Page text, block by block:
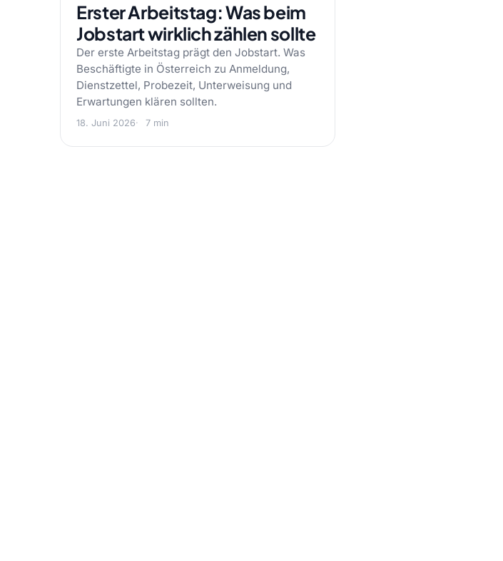
Erster Arbeitstag: Was beim
Jobstart wirklich zählen sollte
Der erste Arbeitstag prägt den Jobstart. Was
Beschäftigte in Österreich zu Anmeldung,
Dienstzettel, Probezeit, Unterweisung und
Erwartungen klären sollten.
18. Juni 2026 7 min